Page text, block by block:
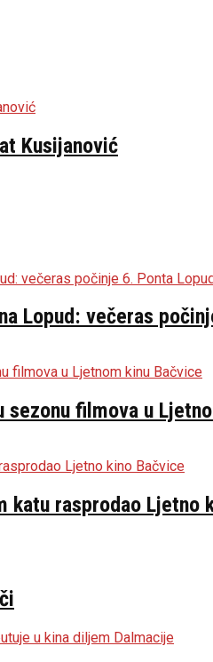
Kusijanović
Lopud: večeras
sezonu filmova u
katu rasprodao Ljetno